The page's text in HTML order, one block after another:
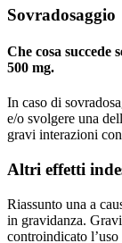
Sovradosaggio
Che cosa succede
500 mg.
In caso di
e/o svolgere una
gravi interazioni
Altri effetti
Riassunto una a
in gravidanza.
controindicato